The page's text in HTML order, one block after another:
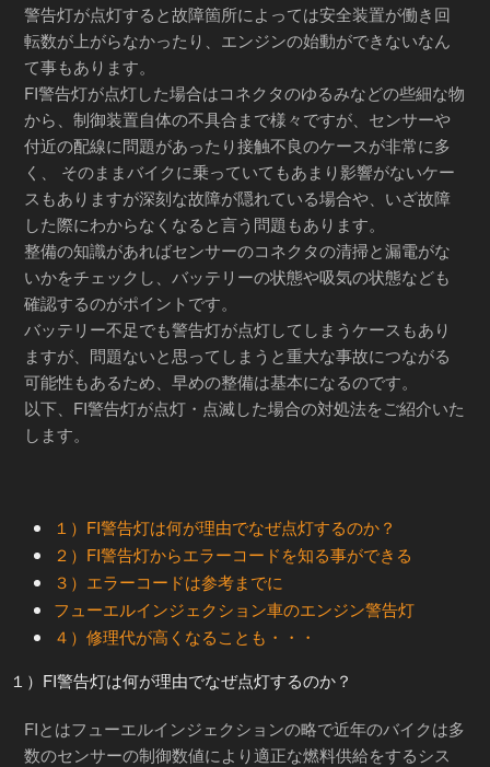
警告灯が点灯すると故障箇所によっては安全装置が働き回
転数が上がらなかったり、エンジンの始動ができないなん
て事もあります。
FI警告灯が点灯した場合はコネクタのゆるみなどの些細な物
から、制御装置自体の不具合まで様々ですが、センサーや
付近の配線に問題があったり接触不良のケースが非常に多
く、 そのままバイクに乗っていてもあまり影響がないケー
スもありますが深刻な故障が隠れている場合や、いざ故障
した際にわからなくなると言う問題もあります。
整備の知識があればセンサーのコネクタの清掃と漏電がな
いかをチェックし、バッテリーの状態や吸気の状態なども
確認するのがポイントです。
バッテリー不足でも警告灯が点灯してしまうケースもあり
ますが、問題ないと思ってしまうと重大な事故につながる
可能性もあるため、早めの整備は基本になるのです。
以下、FI警告灯が点灯・点滅した場合の対処法をご紹介いた
します。
１）FI警告灯は何が理由でなぜ点灯するのか？
２）FI警告灯からエラーコードを知る事ができる
３）エラーコードは参考までに
フューエルインジェクション車のエンジン警告灯
４）修理代が高くなることも・・・
１）FI警告灯は何が理由でなぜ点灯するのか？
FIとはフューエルインジェクションの略で近年のバイクは多
数のセンサーの制御数値により適正な燃料供給をするシス